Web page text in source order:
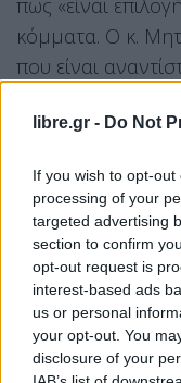
libre.gr - Do Not
If you wish to opt-
processing of your
targeted advertising
section to confirm
opt-out request is
interest-based ads
us or personal
your opt-out. You
disclosure of your
πως «είναι
κόμματα. Ο κ.
που είναι
θα είμαι κάθε
μπαίνει κάθε
Ερωτηθείς για
της προστασίας
Novartis, μεταξύ
«το σκάνδαλο
από την ίδια την
για να συμβεί
ταφόπλακα